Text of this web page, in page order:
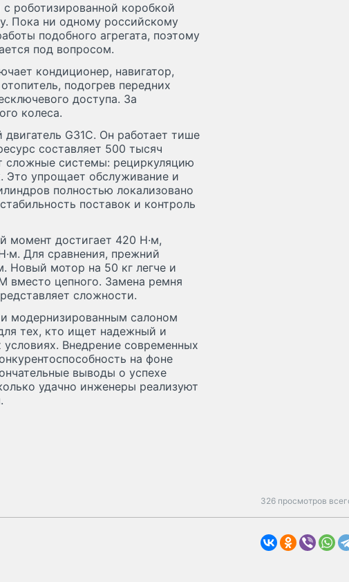
роботизированной коробкой
Пока ни одному российскому
подобного агрегата, поэтому
под вопросом.
кондиционер, навигатор,
подогрев передних
доступа. За
колеса.
G31С. Он работает тише
составляет 500 тысяч
сложные системы: рециркуляцию
Это упрощает обслуживание и
полностью локализовано
поставок и контроль
момент достигает 420 Н·м,
Для сравнения, прежний
Новый мотор на 50 кг легче и
вместо цепного. Замена ремня
сложности.
модернизированным салоном
тех, кто ищет надежный и
Внедрение современных
на фоне
выводы о успехе
удачно инженеры реализуют
326 просмотров